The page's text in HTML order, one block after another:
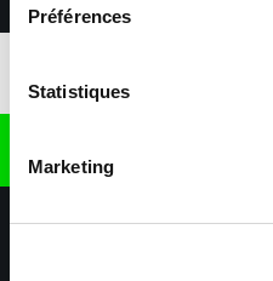
Préférences
Statistiques
Marketing